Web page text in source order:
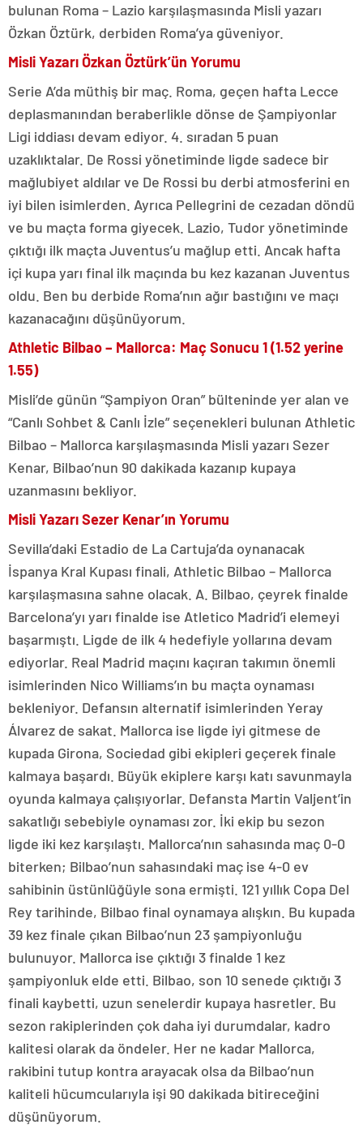
bulunan Roma – Lazio karşılaşmasında Misli yazarı
Özkan Öztürk, derbiden Roma’ya güveniyor.
Misli Yazarı Özkan Öztürk’ün Yorumu
Serie A’da müthiş bir maç. Roma, geçen hafta Lecce
deplasmanından beraberlikle dönse de Şampiyonlar
Ligi iddiası devam ediyor. 4. sıradan 5 puan
uzaklıktalar. De Rossi yönetiminde ligde sadece bir
mağlubiyet aldılar ve De Rossi bu derbi atmosferini en
iyi bilen isimlerden. Ayrıca Pellegrini de cezadan döndü
ve bu maçta forma giyecek. Lazio, Tudor yönetiminde
çıktığı ilk maçta Juventus’u mağlup etti. Ancak hafta
içi kupa yarı final ilk maçında bu kez kazanan Juventus
oldu. Ben bu derbide Roma’nın ağır bastığını ve maçı
kazanacağını düşünüyorum.
Athletic Bilbao – Mallorca: Maç Sonucu 1 (1.52 yerine
1.55)
Misli’de günün “Şampiyon Oran” bülteninde yer alan ve
“Canlı Sohbet & Canlı İzle” seçenekleri bulunan Athletic
Bilbao – Mallorca karşılaşmasında Misli yazarı Sezer
Kenar, Bilbao’nun 90 dakikada kazanıp kupaya
uzanmasını bekliyor.
Misli Yazarı Sezer Kenar’ın Yorumu
Sevilla’daki Estadio de La Cartuja’da oynanacak
İspanya Kral Kupası finali, Athletic Bilbao – Mallorca
karşılaşmasına sahne olacak. A. Bilbao, çeyrek finalde
Barcelona’yı yarı finalde ise Atletico Madrid’i elemeyi
başarmıştı. Ligde de ilk 4 hedefiyle yollarına devam
ediyorlar. Real Madrid maçını kaçıran takımın önemli
isimlerinden Nico Williams’ın bu maçta oynaması
bekleniyor. Defansın alternatif isimlerinden Yeray
Álvarez de sakat. Mallorca ise ligde iyi gitmese de
kupada Girona, Sociedad gibi ekipleri geçerek finale
kalmaya başardı. Büyük ekiplere karşı katı savunmayla
oyunda kalmaya çalışıyorlar. Defansta Martin Valjent’in
sakatlığı sebebiyle oynaması zor. İki ekip bu sezon
ligde iki kez karşılaştı. Mallorca’nın sahasında maç 0-0
biterken; Bilbao’nun sahasındaki maç ise 4-0 ev
sahibinin üstünlüğüyle sona ermişti. 121 yıllık Copa Del
Rey tarihinde, Bilbao final oynamaya alışkın. Bu kupada
39 kez finale çıkan Bilbao’nun 23 şampiyonluğu
bulunuyor. Mallorca ise çıktığı 3 finalde 1 kez
şampiyonluk elde etti. Bilbao, son 10 senede çıktığı 3
finali kaybetti, uzun senelerdir kupaya hasretler. Bu
sezon rakiplerinden çok daha iyi durumdalar, kadro
kalitesi olarak da öndeler. Her ne kadar Mallorca,
rakibini tutup kontra arayacak olsa da Bilbao’nun
kaliteli hücumcularıyla işi 90 dakikada bitireceğini
düşünüyorum.